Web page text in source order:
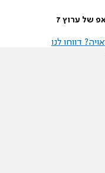
של ערוץ 7
דווחו לנו